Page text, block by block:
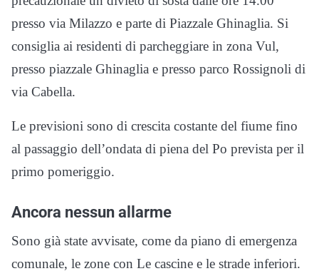
presso via Milazzo e parte di Piazzale Ghinaglia. Si
consiglia ai residenti di parcheggiare in zona Vul,
presso piazzale Ghinaglia e presso parco Rossignoli di
via Cabella.
Le previsioni sono di crescita costante del fiume fino
al passaggio dell’ondata di piena del Po prevista per il
primo pomeriggio.
Ancora nessun allarme
Sono già state avvisate, come da piano di emergenza
comunale, le zone con Le cascine e le strade inferiori.